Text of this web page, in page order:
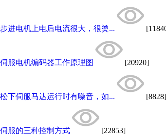
步进电机上电后电流很大，很烫...
伺服电机编码器工作原理图 [20920]
松下伺服马达运行时有噪音，如... [8828]
伺服的三种控制方式 [22853]